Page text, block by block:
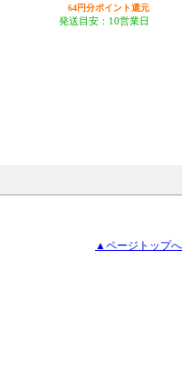
64円分ポイント還元
発送目安：10営業日
▲ページトップへ